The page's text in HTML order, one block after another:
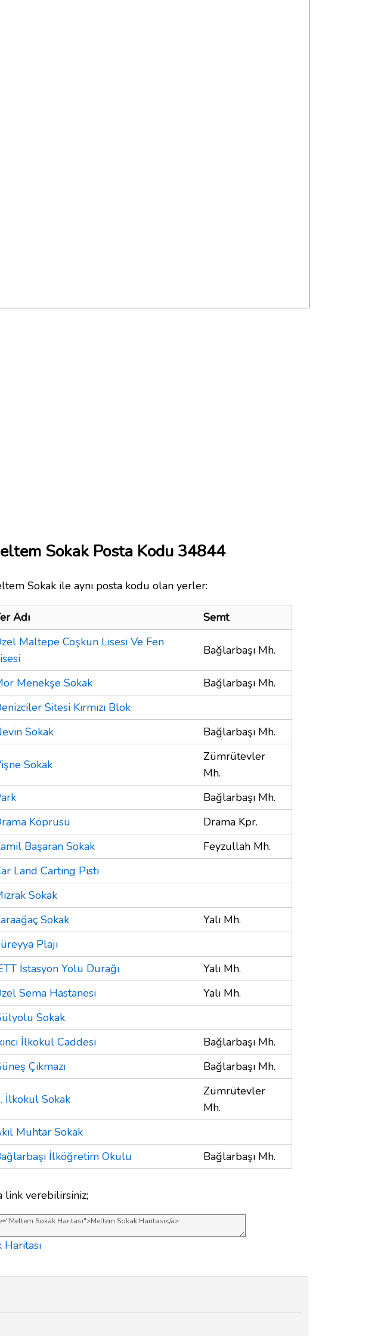
Sokak Posta Kodu 34844
Sokak ile aynı posta kodu olan yerler:
Adı
Semt
Maltepe Coşkun Lisesi Ve Fen
Bağlarbaşı Mh.
Menekşe Sokak
Bağlarbaşı Mh.
Sitesi Kırmızı Blok
Sokak
Bağlarbaşı Mh.
Sokak
Zümrütevler
Mh.
Bağlarbaşı Mh.
Köprüsü
Drama Kpr.
Başaran Sokak
Feyzullah Mh.
Land Carting Pisti
Sokak
Sokak
Yalı Mh.
Plajı
İstasyon Yolu Durağı
Yalı Mh.
Sema Hastanesi
Yalı Mh.
Sokak
İlkokul Caddesi
Bağlarbaşı Mh.
Çıkmazı
Bağlarbaşı Mh.
İlkokul Sokak
Zümrütevler
Mh.
Muhtar Sokak
İlköğretim Okulu
Bağlarbaşı Mh.
link verebilirsiniz;